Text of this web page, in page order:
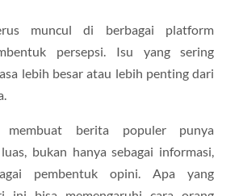
muncul di berbagai platform
persepsi. Isu yang sering
lebih besar atau lebih penting dari
membuat berita populer punya
bukan hanya sebagai informasi,
pembentuk opini. Apa yang